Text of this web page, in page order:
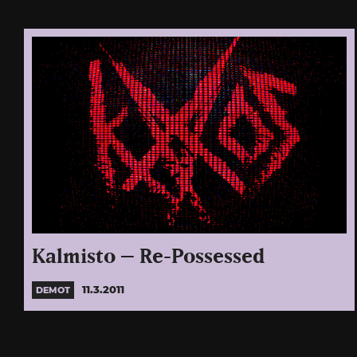
Kalmisto – Re-Possessed
DEMOT 11.3.2011